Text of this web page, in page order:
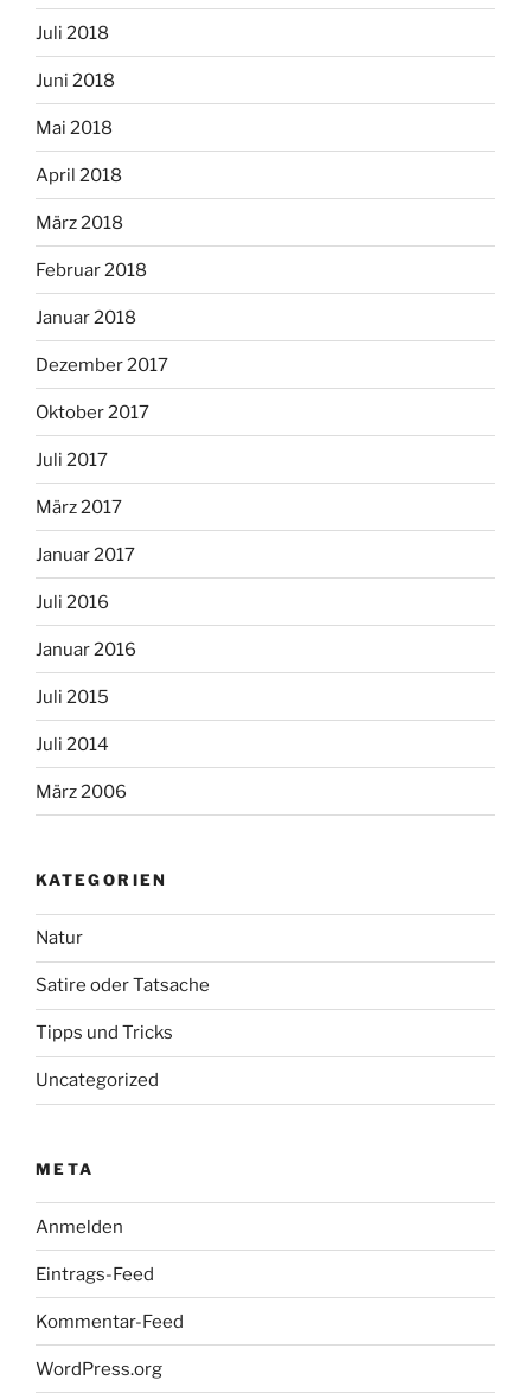
Juli 2018
Juni 2018
Mai 2018
April 2018
März 2018
Februar 2018
Januar 2018
Dezember 2017
Oktober 2017
Juli 2017
März 2017
Januar 2017
Juli 2016
Januar 2016
Juli 2015
Juli 2014
März 2006
KATEGORIEN
Natur
Satire oder Tatsache
Tipps und Tricks
Uncategorized
META
Anmelden
Eintrags-Feed
Kommentar-Feed
WordPress.org